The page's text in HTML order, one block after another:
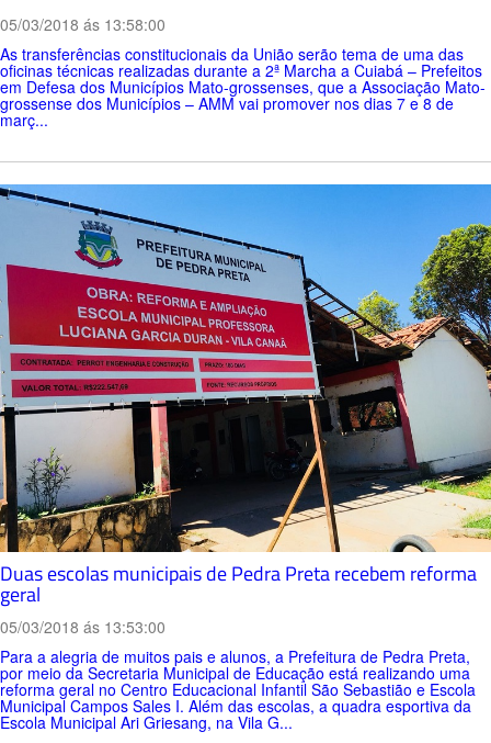
05/03/2018 ás 13:58:00
As transferências constitucionais da União serão tema de uma das
oficinas técnicas realizadas durante a 2ª Marcha a Cuiabá – Prefeitos
em Defesa dos Municípios Mato-grossenses, que a Associação Mato-
grossense dos Municípios – AMM vai promover nos dias 7 e 8 de
març...
Duas escolas municipais de Pedra Preta recebem reforma
geral
05/03/2018 ás 13:53:00
Para a alegria de muitos pais e alunos, a Prefeitura de Pedra Preta,
por meio da Secretaria Municipal de Educação está realizando uma
reforma geral no Centro Educacional Infantil São Sebastião e Escola
Municipal Campos Sales I. Além das escolas, a quadra esportiva da
Escola Municipal Ari Griesang, na Vila G...